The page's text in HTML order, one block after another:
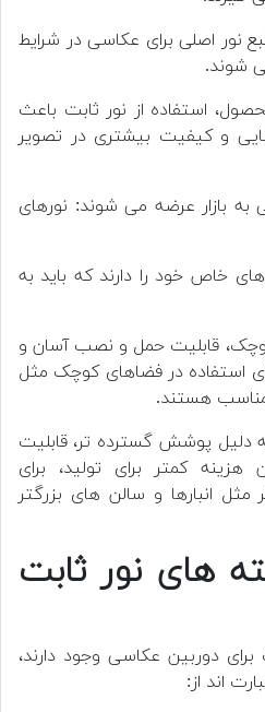
نور اصلی برای عکاسی در شرایط
شوند.
استفاده از نور ثابت باعث
و کیفیت بیشتری در تصویر
به بازار عرضه می شوند: نورهای
خاص خود را دارند که باید به
کوچک، قابلیت حمل و نصب آسان و
استفاده در فضاهای کوچک مثل
مناسب هستند.
دلیل پوشش گسترده تر، قابلیت
کمتر برای تولید، برای
انبارها و سالن های بزرگتر
های نور ثابت
دوربین عکاسی وجود دارند،
اند از: